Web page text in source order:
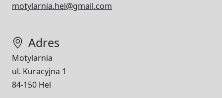
motylarnia.hel@gmail.com
Adres
Motylarnia
ul. Kuracyjna 1
84-150 Hel